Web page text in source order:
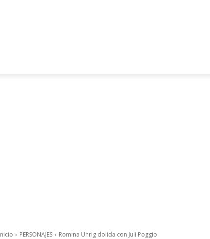
PERSONAJES Romina Uhrig dolida con Juli Poggio